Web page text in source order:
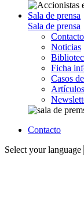
Sala de prensa
Sala de prensa
Noticias
Ficha
Casos
Contacto
Select your language